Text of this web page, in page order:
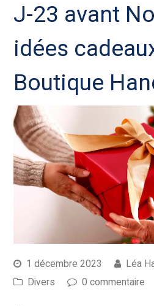
J-23 avant
idées
Boutique
1 décembre 2023
Léa
Divers
0 commentaire